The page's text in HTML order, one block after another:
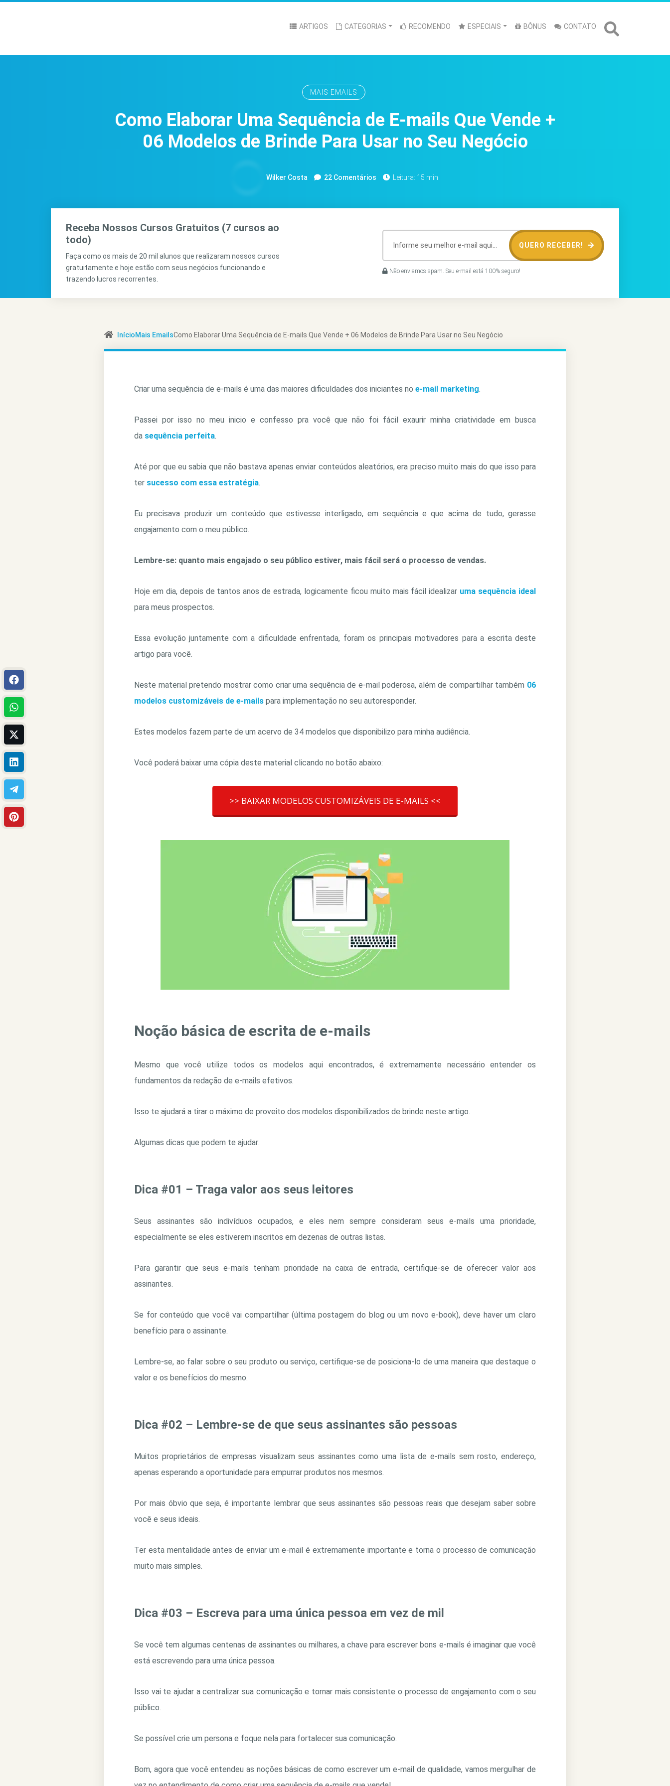
ARTIGOS CATEGORIAS RECOMENDO ESPECIAIS BÔNUS CONTATO
MAIS EMAILS
Como Elaborar Uma Sequência de E-mails Que Vende +
06 Modelos de Brinde Para Usar no Seu Negócio
Wilker Costa 22 Comentários Leitura: 15 min
Receba Nossos Cursos Gratuitos (7 cursos ao
todo)
Faça como os mais de 20 mil alunos que realizaram nossos cursos
gratuitamente e hoje estão com seus negócios funcionando e
trazendo lucros recorrentes.
Não enviamos spam. Seu e-mail está 100% seguro!
QUERO RECEBER!
InícioMais EmailsComo Elaborar Uma Sequência de E-mails Que Vende + 06 Modelos de Brinde Para Usar no Seu Negócio
Criar uma sequência de e-mails é uma das maiores dificuldades dos iniciantes no e-mail marketing.
Passei por isso no meu inicio e confesso pra você que não foi fácil exaurir minha criatividade em busca
da sequência perfeita.
Até por que eu sabia que não bastava apenas enviar conteúdos aleatórios, era preciso muito mais do que isso para
ter sucesso com essa estratégia.
Eu precisava produzir um conteúdo que estivesse interligado, em sequência e que acima de tudo, gerasse
engajamento com o meu público.
Lembre-se: quanto mais engajado o seu público estiver, mais fácil será o processo de vendas.
Hoje em dia, depois de tantos anos de estrada, logicamente ficou muito mais fácil idealizar uma sequência ideal
para meus prospectos.
Essa evolução juntamente com a dificuldade enfrentada, foram os principais motivadores para a escrita deste
artigo para você.
Neste material pretendo mostrar como criar uma sequência de e-mail poderosa, além de compartilhar também 06
modelos customizáveis de e-mails para implementação no seu autoresponder.
Estes modelos fazem parte de um acervo de 34 modelos que disponibilizo para minha audiência.
Você poderá baixar uma cópia deste material clicando no botão abaixo:
>> BAIXAR MODELOS CUSTOMIZÁVEIS DE E-MAILS <<
Noção básica de escrita de e-mails
Mesmo que você utilize todos os modelos aqui encontrados, é extremamente necessário entender os
fundamentos da redação de e-mails efetivos.
Isso te ajudará a tirar o máximo de proveito dos modelos disponibilizados de brinde neste artigo.
Algumas dicas que podem te ajudar:
Dica #01 – Traga valor aos seus leitores
Seus assinantes são indivíduos ocupados, e eles nem sempre consideram seus e-mails uma prioridade,
especialmente se eles estiverem inscritos em dezenas de outras listas.
Para garantir que seus e-mails tenham prioridade na caixa de entrada, certifique-se de oferecer valor aos
assinantes.
Se for conteúdo que você vai compartilhar (última postagem do blog ou um novo e-book), deve haver um claro
benefício para o assinante.
Lembre-se, ao falar sobre o seu produto ou serviço, certifique-se de posiciona-lo de uma maneira que destaque o
valor e os benefícios do mesmo.
Dica #02 – Lembre-se de que seus assinantes são pessoas
Muitos proprietários de empresas visualizam seus assinantes como uma lista de e-mails sem rosto, endereço,
apenas esperando a oportunidade para empurrar produtos nos mesmos.
Por mais óbvio que seja, é importante lembrar que seus assinantes são pessoas reais que desejam saber sobre
você e seus ideais.
Ter esta mentalidade antes de enviar um e-mail é extremamente importante e torna o processo de comunicação
muito mais simples.
Dica #03 – Escreva para uma única pessoa em vez de mil
Se você tem algumas centenas de assinantes ou milhares, a chave para escrever bons e-mails é imaginar que você
está escrevendo para uma única pessoa.
Isso vai te ajudar a centralizar sua comunicação e tornar mais consistente o processo de engajamento com o seu
público.
Se possível crie um persona e foque nela para fortalecer sua comunicação.
Bom, agora que você entendeu as noções básicas de como escrever um e-mail de qualidade, vamos mergulhar de